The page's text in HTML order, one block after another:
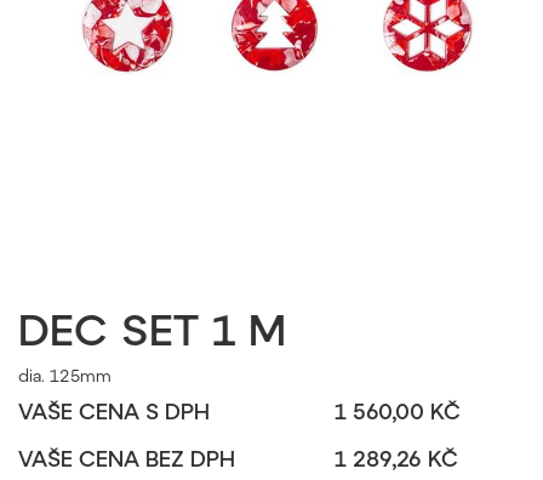
DEC SET 1 M
dia. 125mm
VAŠE CENA S DPH
1 560,00 KČ
VAŠE CENA BEZ DPH
1 289,26 KČ